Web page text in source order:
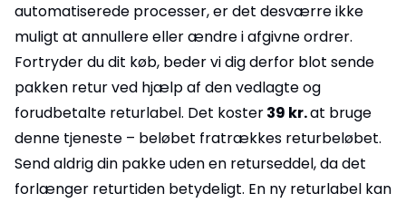
automatiserede processer, er det desværre ikke
muligt at annullere eller ændre i afgivne ordrer.
Fortryder du dit køb, beder vi dig derfor blot sende
pakken retur ved hjælp af den vedlagte og
forudbetalte returlabel. Det koster39 kr.at bruge
denne tjeneste – beløbet fratrækkes returbeløbet.
Send aldrig din pakke uden en returseddel, da det
forlænger returtiden betydeligt. En ny returlabel kan